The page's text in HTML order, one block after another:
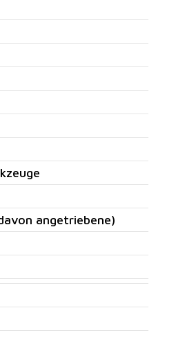
angetriebene)